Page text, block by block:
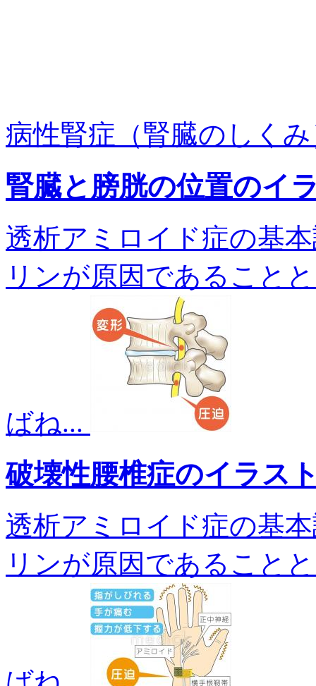
病性腎症（腎臓のしく
腎臓と膀胱の位置のイ
透析アミロイド症の基
リンが原因であること
ばね...
破壊性腰椎症のイラス
透析アミロイド症の基
リンが原因であること